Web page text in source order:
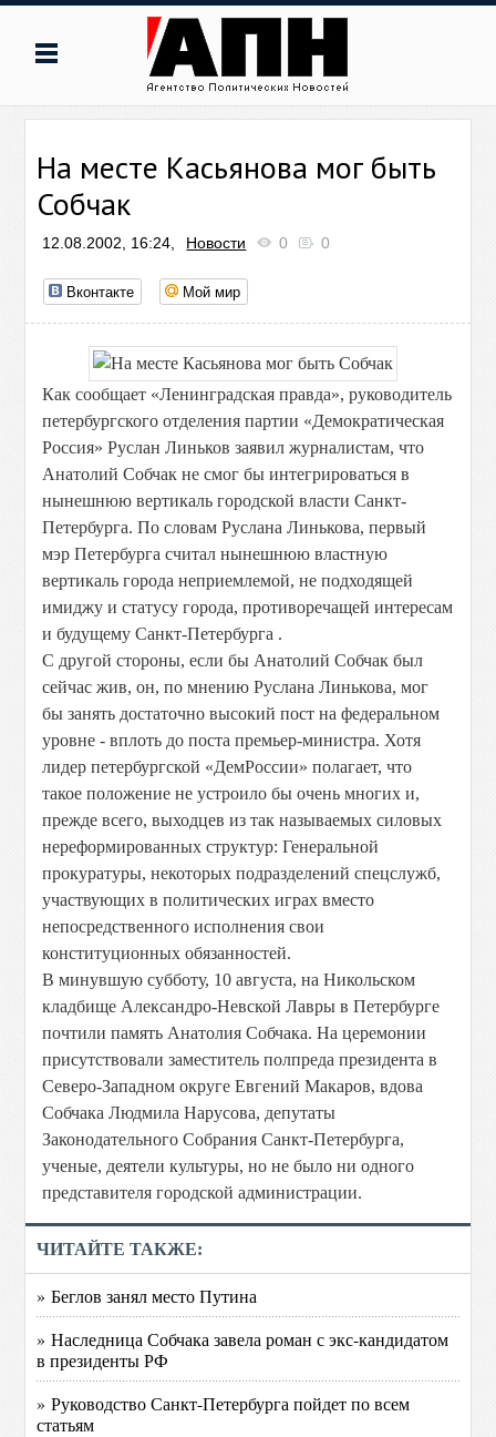
На месте Касьянова мог быть
Собчак
12.08.2002, 16:24, Новости 0 0
Вконтакте Мой мир
Как сообщает «Ленинградская правда», руководитель
петербургского отделения партии «Демократическая
Россия» Руслан Линьков заявил журналистам, что
Анатолий Собчак не смог бы интегрироваться в
нынешнюю вертикаль городской власти Санкт-
Петербурга. По словам Руслана Линькова, первый
мэр Петербурга считал нынешнюю властную
вертикаль города неприемлемой, не подходящей
имиджу и статусу города, противоречащей интересам
и будущему Санкт-Петербурга .
С другой стороны, если бы Анатолий Собчак был
сейчас жив, он, по мнению Руслана Линькова, мог
бы занять достаточно высокий пост на федеральном
уровне - вплоть до поста премьер-министра. Хотя
лидер петербургской «ДемРоссии» полагает, что
такое положение не устроило бы очень многих и,
прежде всего, выходцев из так называемых силовых
нереформированных структур: Генеральной
прокуратуры, некоторых подразделений спецслужб,
участвующих в политических играх вместо
непосредственного исполнения свои
конституционных обязанностей.
В минувшую субботу, 10 августа, на Никольском
кладбище Александро-Невской Лавры в Петербурге
почтили память Анатолия Собчака. На церемонии
присутствовали заместитель полпреда президента в
Северо-Западном округе Евгений Макаров, вдова
Собчака Людмила Нарусова, депутаты
Законодательного Собрания Санкт-Петербурга,
ученые, деятели культуры, но не было ни одного
представителя городской администрации.
ЧИТАЙТЕ ТАКЖЕ:
» Беглов занял место Путина
» Наследница Собчака завела роман с экс-кандидатом
в президенты РФ
» Руководство Санкт-Петербурга пойдет по всем
статьям